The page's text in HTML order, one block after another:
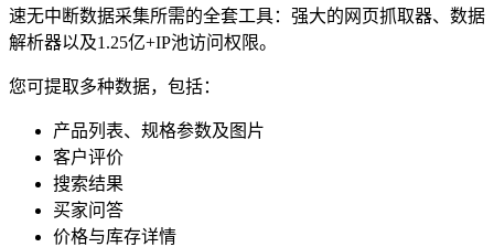
速无中断数据采集所需的全套工具：强大的网页抓取器、数据
解析器以及1.25亿+IP池访问权限。
您可提取多种数据，包括：
产品列表、规格参数及图片
客户评价
搜索结果
买家问答
价格与库存详情